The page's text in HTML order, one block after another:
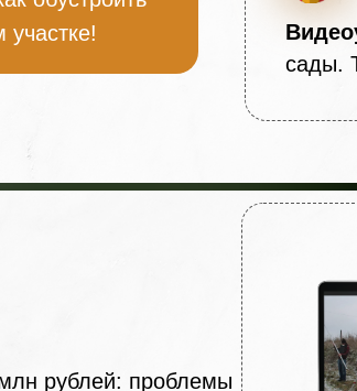
рублей: проблемы
сады.